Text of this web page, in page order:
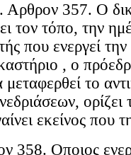
Αρθρον 357. Ο
τον τόπο, την
που ενεργεί
, ο
το
εκείνος που
358. Οποιος